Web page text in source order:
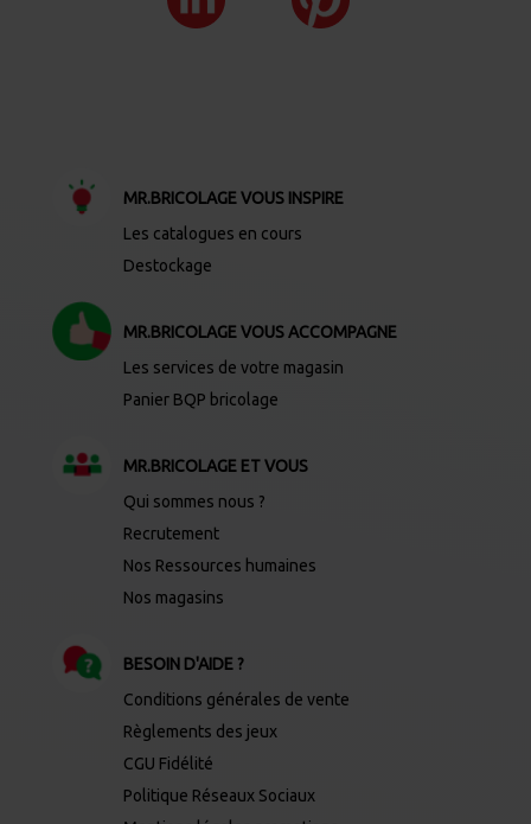
MR.BRICOLAGE VOUS INSPIRE
Les catalogues en cours
Destockage
MR.BRICOLAGE VOUS ACCOMPAGNE
Les services de votre magasin
Panier BQP bricolage
MR.BRICOLAGE ET VOUS
Qui sommes nous ?
Recrutement
Nos Ressources humaines
Nos magasins
BESOIN D'AIDE ?
Conditions générales de vente
Règlements des jeux
CGU Fidélité
Politique Réseaux Sociaux